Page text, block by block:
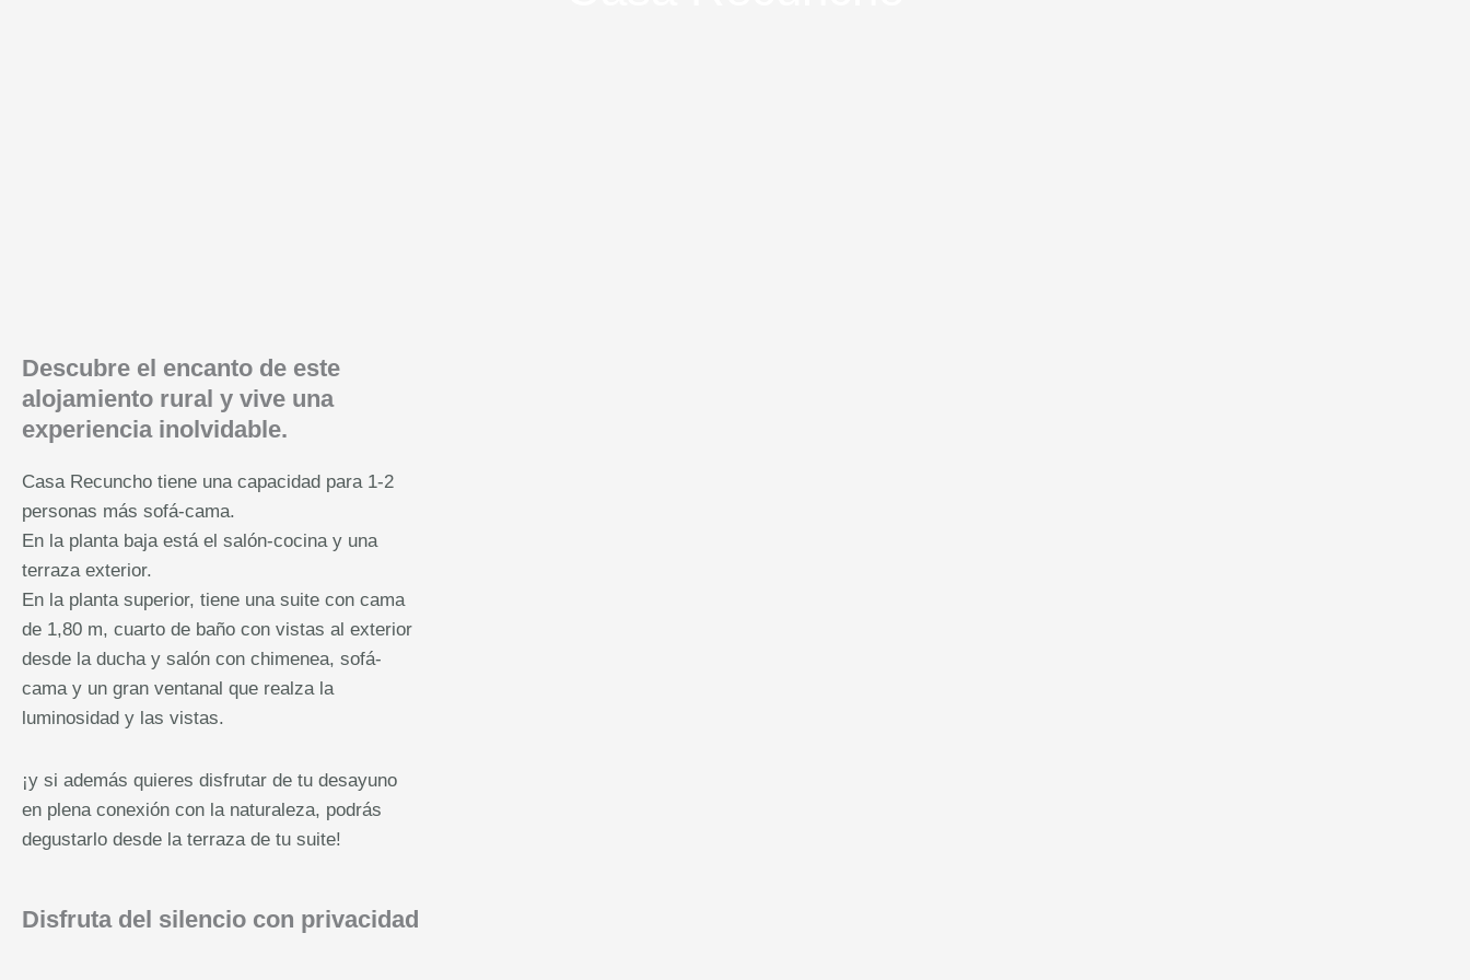
Descubre el encanto de este
alojamiento rural y vive una
experiencia inolvidable.
Casa Recuncho tiene una capacidad para 1-2
personas más sofá-cama.
En la planta baja está el salón-cocina y una
terraza exterior.
En la planta superior, tiene una suite con cama
de 1,80 m, cuarto de baño con vistas al exterior
desde la ducha y salón con chimenea, sofá-
cama y un gran ventanal que realza la
luminosidad y las vistas.
¡y si además quieres disfrutar de tu desayuno
en plena conexión con la naturaleza, podrás
degustarlo desde la terraza de tu suite!
Disfruta del silencio con privacidad